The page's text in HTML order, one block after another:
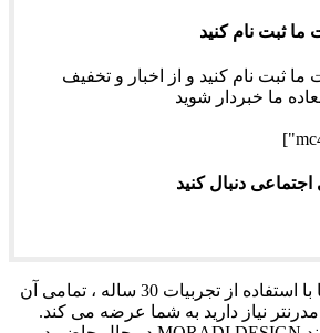
ما ثبت نام کنید
ما ثبت نام کنید و از اخبار و تخفیف
ما خبردار شوید
دنبال کنید
فروشگاه اینترنتی سپیکا با استفاده از تجربیات 30 ساله ، تمامی آن
نیاز دارید به شما عرضه می کند.